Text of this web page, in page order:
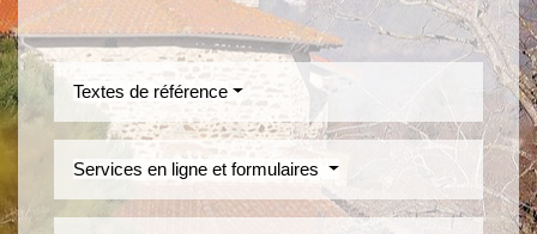
Textes de référence
Services en ligne et formulaires